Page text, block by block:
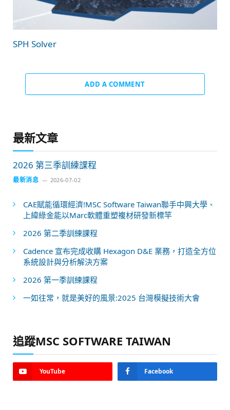
SPH Solver
ADD A COMMENT
最新文章
2026 第三季訓練課程
最新消息 2026-07-02
CAE賦能循環經濟!MSC Software Taiwan聯手中興大學、
上緯綠金能以Marc軟體重塑複材研發新標竿
2026 第二季訓練課程
Cadence 宣布完成收購 Hexagon D&E 業務，打造全方位
系統設計與分析解決方案
2026 第一季訓練課程
一如往常，就是美好的風景:2025 台灣模擬技術大會
追蹤MSC SOFTWARE TAIWAN
YouTube Facebook